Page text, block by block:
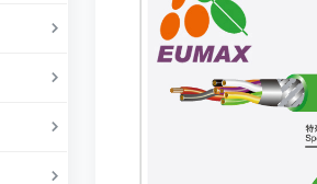



